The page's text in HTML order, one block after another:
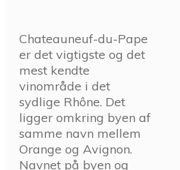
Chateauneuf-du-Pape
er det vigtigste og det
mest kendte
vinområde i det
sydlige Rhône. Det
ligger omkring byen af
samme navn mellem
Orange og Avignon.
Navnet på byen og